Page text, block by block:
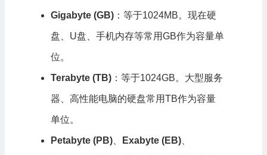
Gigabyte (GB)：等于1024MB。现在硬
盘、U盘、手机内存等常用GB作为容量单
位。
Terabyte (TB)：等于1024GB。大型服务
器、高性能电脑的硬盘常用TB作为容量
单位。
Petabyte (PB)、 Exabyte (EB)、